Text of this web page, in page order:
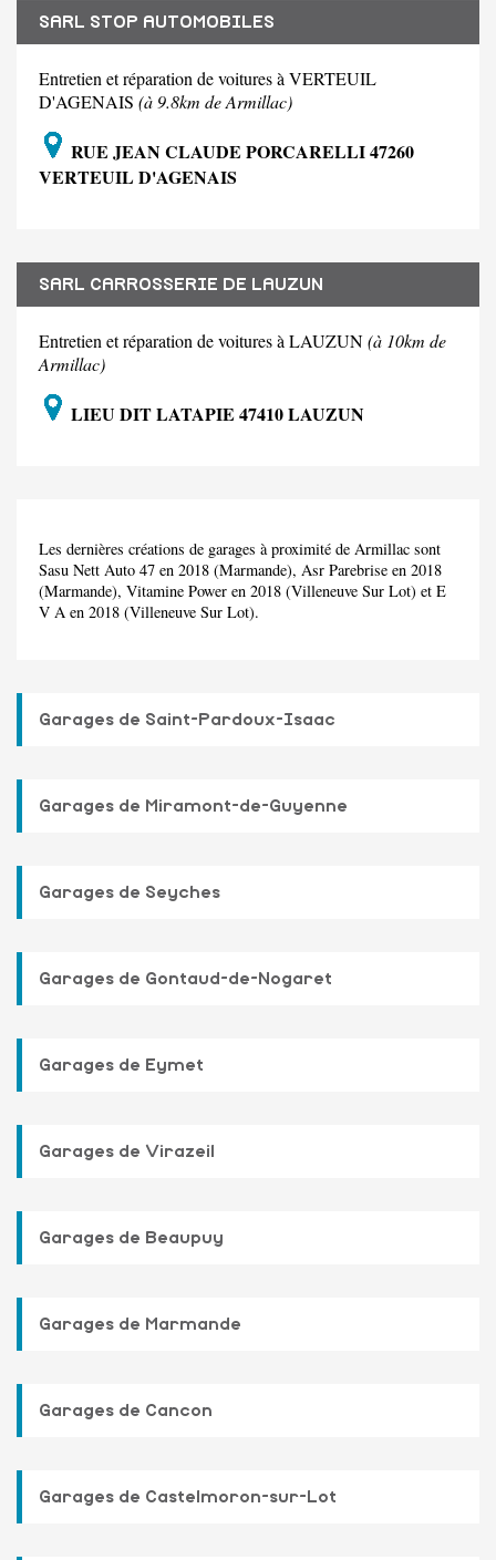
SARL STOP AUTOMOBILES
Entretien et réparation de voitures à VERTEUIL
D'AGENAIS (à 9.8km de Armillac)
RUE JEAN CLAUDE PORCARELLI 47260
VERTEUIL D'AGENAIS
SARL CARROSSERIE DE LAUZUN
Entretien et réparation de voitures à LAUZUN(à 10km de
Armillac)
LIEU DIT LATAPIE 47410 LAUZUN
Les dernières créations de garages à proximité de Armillac sont
Sasu Nett Auto 47 en 2018 (Marmande), Asr Parebrise en 2018
(Marmande), Vitamine Power en 2018 (Villeneuve Sur Lot) et E
V A en 2018 (Villeneuve Sur Lot).
Garages de Saint-Pardoux-Isaac
Garages de Miramont-de-Guyenne
Garages de Seyches
Garages de Gontaud-de-Nogaret
Garages de Eymet
Garages de Virazeil
Garages de Beaupuy
Garages de Marmande
Garages de Cancon
Garages de Castelmoron-sur-Lot